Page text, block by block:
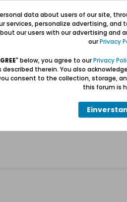
data about users of our site,
services, personalize advertising,
our users with our advertising and
ourPrivacy
" below, you agree to ourPrivacy
described therein. You also
consent to the collection, storage,
this forum is